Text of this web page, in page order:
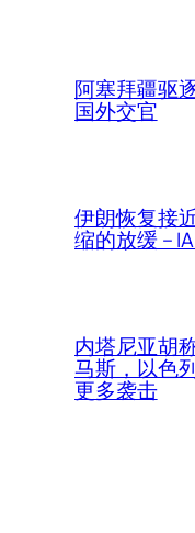
阿塞拜疆驱
国外交官
伊朗恢复接
缩的放缓 –
内塔尼亚胡
马斯，以色
更多袭击